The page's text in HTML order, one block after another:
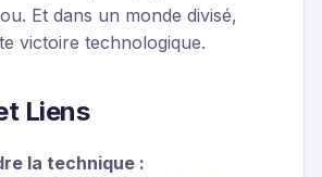
Et dans un monde divisé,
victoire technologique.
Liens
la technique :